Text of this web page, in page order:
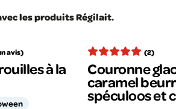
les produits Régilait.
avis)
à la
(2)
Couronne
caramel
spéculoos et